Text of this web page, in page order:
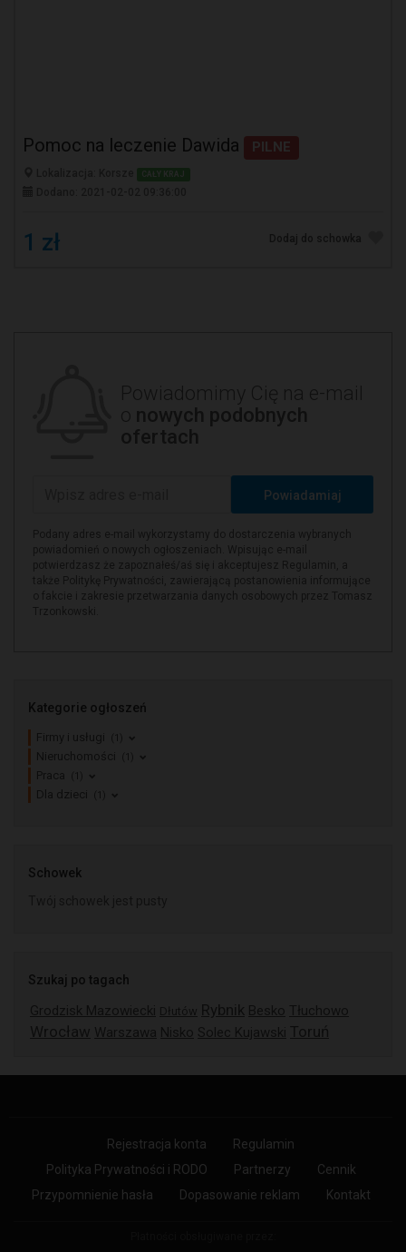
Pomoc na leczenie Dawida PILNE
CAŁY KRAJ
1 zł Dodaj do schowka
Powiadamiaj
Kategorie ogłoszeń
Firmy i usługi (1)
Nieruchomości (1)
Praca (1)
Dla dzieci (1)
Schowek
Szukaj po tagach
Grodzisk Mazowiecki Dłutów Rybnik Besko Tłuchowo
Wrocław Warszawa Nisko Solec Kujawski Toruń
Rejestracja konta
Regulamin
Polityka Prywatności i RODO
Partnerzy
Cennik
Przypomnienie hasła
Dopasowanie reklam Kontakt